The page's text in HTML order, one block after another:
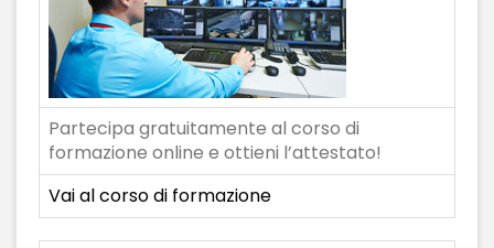
Partecipa gratuitamente al corso di
formazione online e ottieni l’attestato!
Vai al corso di formazione